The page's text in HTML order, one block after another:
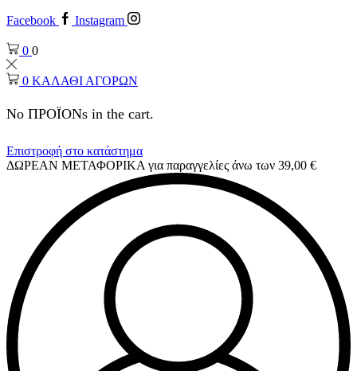
Facebook Instagram
0 0
0 ΚΑΛΑΘΙ ΑΓΟΡΩΝ
No ΠΡΟΪΟΝs in the cart.
Επιστροφή στο κατάστημα
ΔΩΡΕΑΝ ΜΕΤΑΦΟΡΙΚΑ για παραγγελίες άνω των 39,00 €